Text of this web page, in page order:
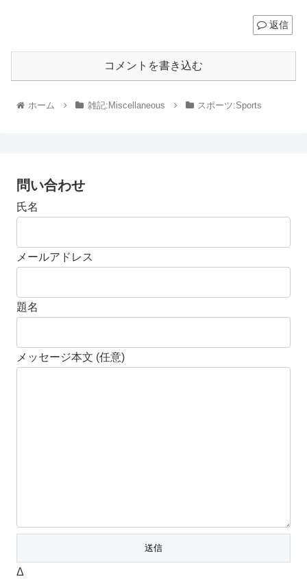
返信
コメントを書き込む
ホーム 雑記:Miscellaneous スポーツ:Sports
問い合わせ
氏名
メールアドレス
題名
メッセージ本文 (任意)
Δ